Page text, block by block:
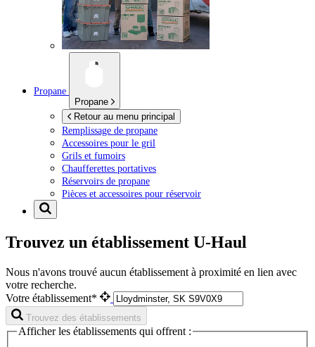
Propane
Propane
Retour au menu principal
Remplissage de propane
Accessoires pour le gril
Grils et fumoirs
Chaufferettes portatives
Réservoirs de propane
Pièces et accessoires pour réservoir
Trouvez un établissement U-Haul
Nous n'avons trouvé aucun établissement à proximité en lien avec
votre recherche.
Votre établissement*
Trouvez des établissements
Afficher les établissements qui offrent :